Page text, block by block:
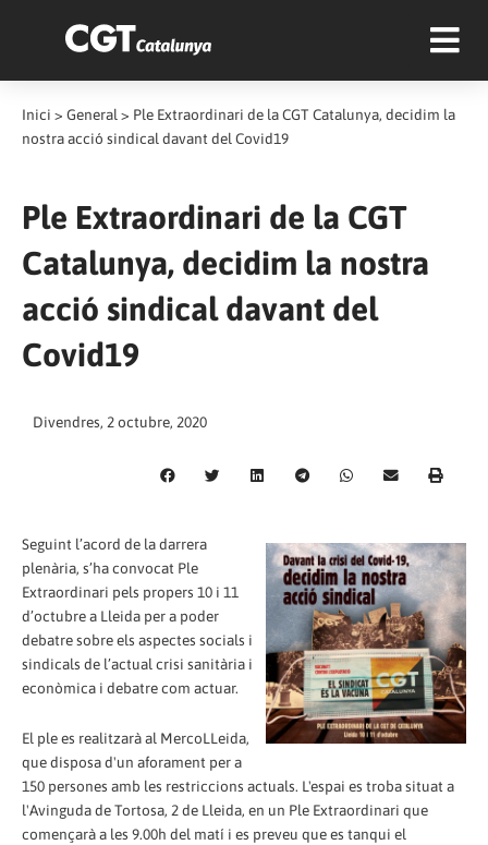
Inici > General > Ple Extraordinari de la CGT Catalunya, decidim la
nostra acció sindical davant del Covid19
Ple Extraordinari de la CGT
Catalunya, decidim la nostra
acció sindical davant del
Covid19
Divendres, 2 octubre, 2020
Seguint l’acord de la darrera
plenària, s’ha convocat Ple
Extraordinari pels propers 10 i 11
d’octubre a Lleida per a poder
debatre sobre els aspectes socials i
sindicals de l’actual crisi sanitària i
econòmica i debatre com actuar.
El ple es realitzarà al MercoLLeida,
que disposa d'un aforament per a
150 persones amb les restriccions actuals. L'espai es troba situat a
l'Avinguda de Tortosa, 2 de Lleida, en un Ple Extraordinari que
començarà a les 9.00h del matí i es preveu que es tanqui el